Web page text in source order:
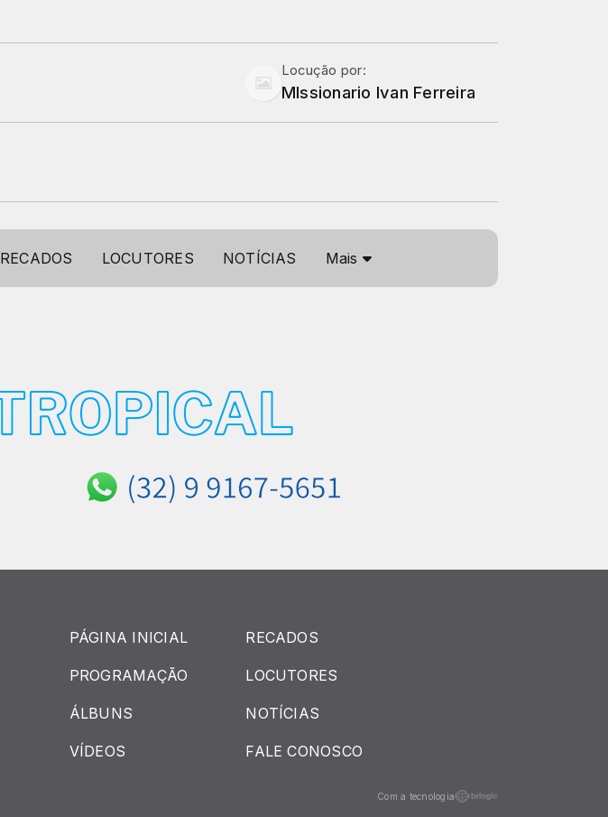
Locução por:
MIssionario Ivan Ferreira
RECADOS LOCUTORES NOTÍCIAS Mais
PÁGINA INICIAL
PROGRAMAÇÃO
ÁLBUNS
VÍDEOS
RECADOS
LOCUTORES
NOTÍCIAS
FALE CONOSCO
Com a tecnologia